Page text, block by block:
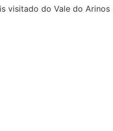
visitado do Vale do Arinos